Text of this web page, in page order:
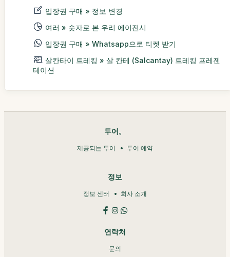
입장권 구매 » 정보 변경
여러 » 숫자로 본 우리 에이전시
입장권 구매 » Whatsapp으로 티켓 받기
살칸타이 트레킹 » 살 칸테 (Salcantay) 트레킹 프레젠
테이션
투어。
제공되는 투어 투어 예약
정보
정보 센터 회사 소개
연락처
문의